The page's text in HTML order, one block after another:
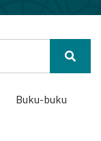
Buku-buku